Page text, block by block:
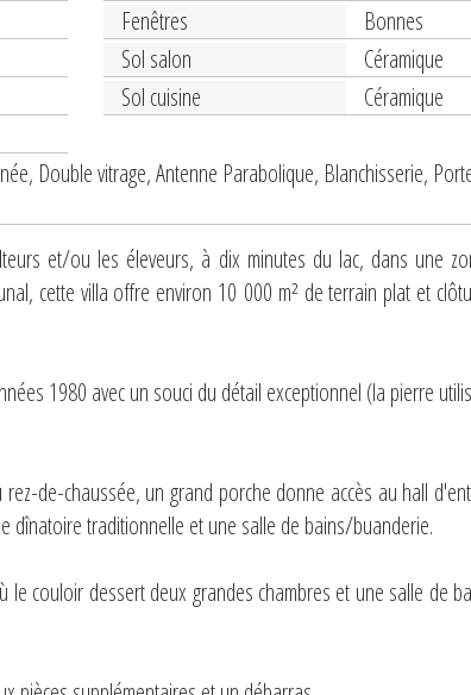
Fenêtres
Bonnes
Sol salon
Céramique
Sol cuisine
Céramique
Double vitrage, Antenne Parabolique, Blanchisserie,
et/ou les éleveurs, à dix minutes du lac, dans une
cette villa offre environ 10 000 m² de terrain plat et
1980 avec un souci du détail exceptionnel (la pierre
de-chaussée, un grand porche donne accès au hall
dînatoire traditionnelle et une salle de bains/buanderie.
couloir dessert deux grandes chambres et une salle de